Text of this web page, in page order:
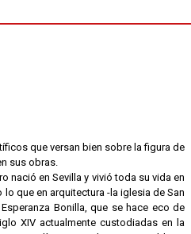
que versan bien sobre la figura de
sus obras.
nació en Sevilla y vivió toda su vida en
que en arquitectura -la iglesia de San
Bonilla, que se hace eco de
XIV actualmente custodiadas en la